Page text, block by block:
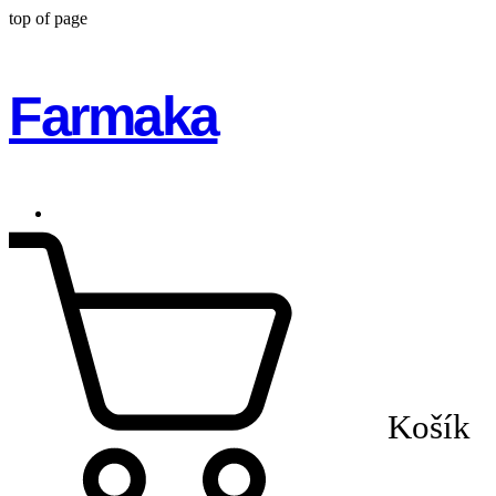
top of page
Farmaka
Košík